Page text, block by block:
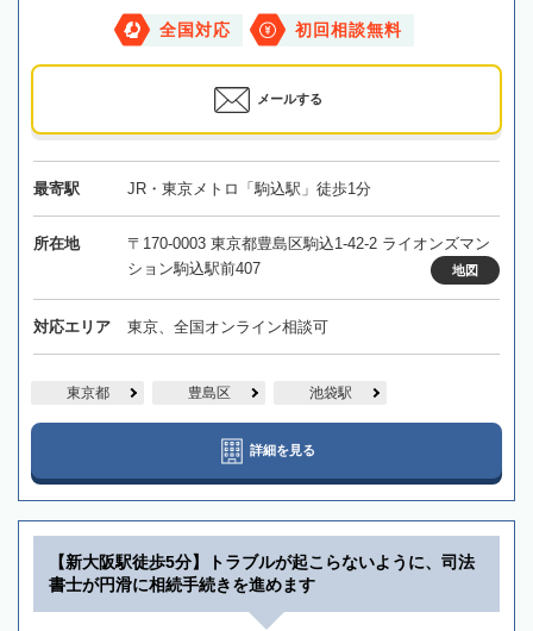
全国対応 初回相談無料
メールする
最寄駅 JR・東京メトロ「駒込駅」徒歩1分
所在地
〒170-0003 東京都豊島区駒込1-42-2 ライオンズマン
ション駒込駅前407
地図
対応エリア 東京、全国オンライン相談可
東京都 豊島区 池袋駅
詳細を見る
【新大阪駅徒歩5分】トラブルが起こらないように、司法
書士が円滑に相続手続きを進めます